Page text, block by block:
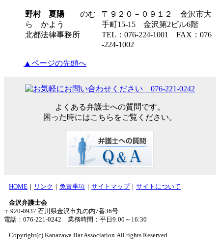
野村 夏陽 のむ
ら かよう
北都法律事務所
〒９２０－０９１２ 金沢市大
手町15-15 金沢第2ビル6階
TEL：076-224-1001 FAX：076
-224-1002
▲ページの先頭へ
よくある弁護士への質問です。
困った時にはこちらをご覧ください。
HOME ｜ リンク ｜ 免責事項 ｜ サイトマップ｜ サイトについて
金沢弁護士会
〒920-0937 石川県金沢市丸の内7番36号
電話：076-221-0242 業務時間：平日9:00～16:30
Copyright(c) Kanazawa Bar Association.All rights Reserved.